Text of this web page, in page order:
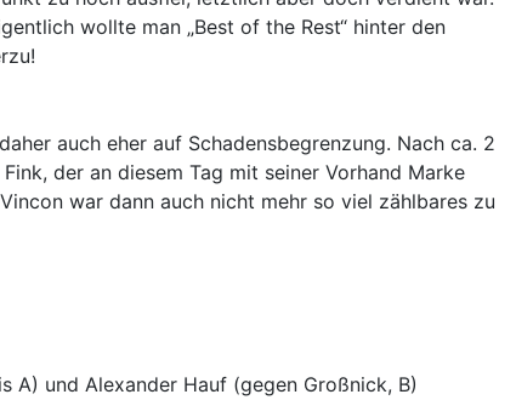
wollte man „Best of the Rest“ hinter den
auch eher auf Schadensbegrenzung. Nach ca. 2
der an diesem Tag mit seiner Vorhand Marke
war dann auch nicht mehr so viel zählbares zu
A) und Alexander Hauf (gegen Großnick, B)